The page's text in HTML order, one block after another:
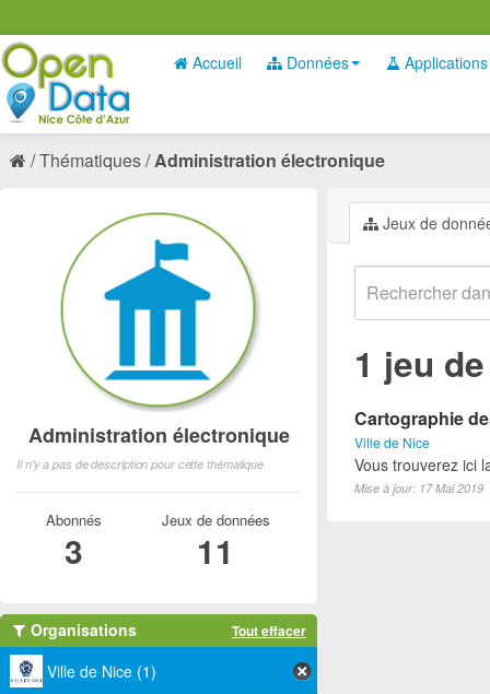
Accueil Données Applications
Thématiques Administration électronique
Jeux de
1 jeu
Cartographie
Ville de Nice
Vous trouverez ici
Mise à jour: 17 Mai 2019
Administration électronique
Il n'y a pas de description pour cette thématique
Abonnés
3
Jeux de données
11
Organisations Tout effacer
Ville de Nice (1)